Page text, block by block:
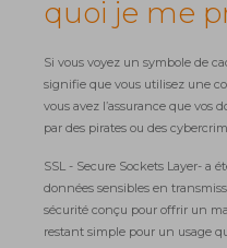
quoi je me
Si vous voyez un symbole de
signifie que vous utilisez une
vous avez l’assurance que vos
par des pirates ou des
SSL - Secure Sockets Layer- a
données sensibles en
sécurité conçu pour offrir un
restant simple pour un usage